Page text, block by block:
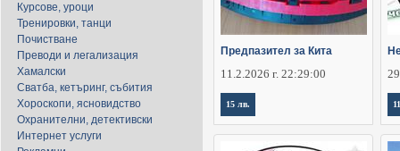
Курсове, уроци
Тренировки, танци
Почистване
Преводи и легализация
Хамалски
Сватба, кетъринг, събития
Хороскопи, ясновидство
Охранителни, детективски
Интернет услуги
Предпазител за Кита
11.2.2026 г. 22:29:00
15 лв.